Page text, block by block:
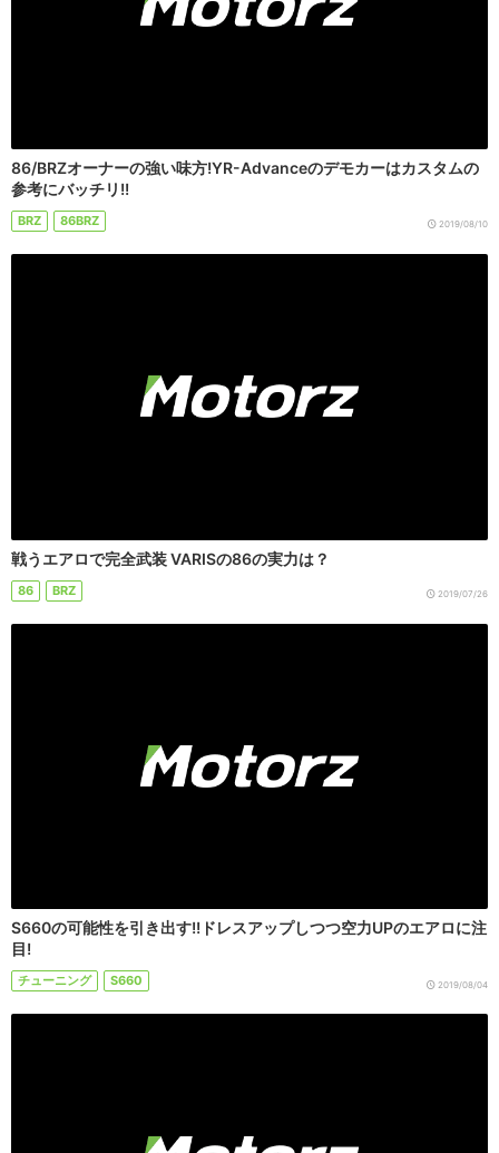
86/BRZオーナーの強い味方!YR-Advanceのデモカーはカスタムの
参考にバッチリ!!
BRZ 86BRZ 2019/08/10
戦うエアロで完全武装 VARISの86の実力は？
86 BRZ 2019/07/26
S660の可能性を引き出す!!ドレスアップしつつ空力UPのエアロに注
目!
チューニング S660 2019/08/04